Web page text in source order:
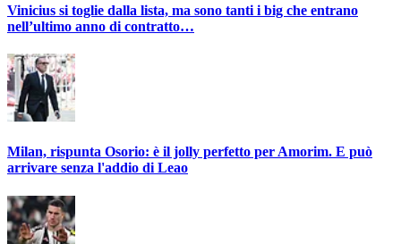
Vinicius si toglie dalla lista, ma sono tanti i big che entrano
nell’ultimo anno di contratto…
Milan, rispunta Osorio: è il jolly perfetto per Amorim. E può
arrivare senza l'addio di Leao